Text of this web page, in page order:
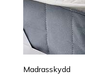
Madrasskydd